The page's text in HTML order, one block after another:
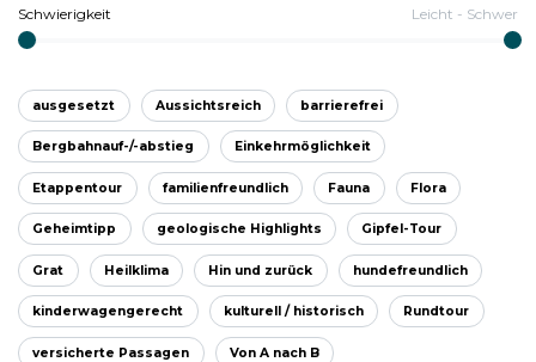
Schwierigkeit Leicht - Schwer
ausgesetzt Aussichtsreich barrierefrei
Bergbahnauf-/-abstieg Einkehrmöglichkeit
Etappentour familienfreundlich Fauna Flora
Geheimtipp geologische Highlights Gipfel-Tour
Grat Heilklima Hin und zurück hundefreundlich
kinderwagengerecht kulturell / historisch Rundtour
versicherte Passagen Von A nach B